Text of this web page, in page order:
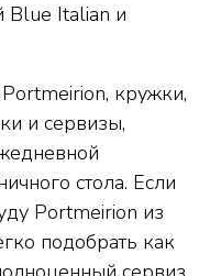
Blue Italian и
кружки,
и сервизы,
стола. Если
Portmeirion из
подобрать как